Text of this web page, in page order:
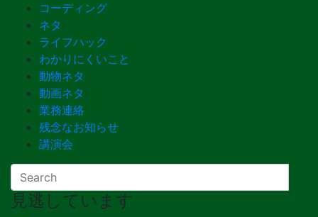
コーディング
ネタ
ライフハック
わかりにくいこと
動物ネタ
動画ネタ
業務連絡
残念なお知らせ
講演会
見逃しています